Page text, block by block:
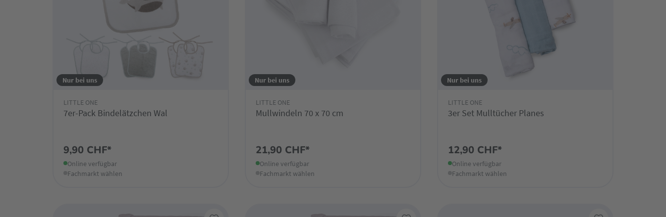
Nur bei uns
LITTLE ONE
7er-Pack Bindelätzchen Wal
9,90 CHF*
Online verfügbar
Fachmarkt wählen
Nur bei uns
LITTLE ONE
Mullwindeln 70 x 70 cm
21,90 CHF*
Online verfügbar
Fachmarkt wählen
Nur bei uns
LITTLE ONE
3er Set Mulltücher Planes
12,90 CHF*
Online verfügbar
Fachmarkt wählen